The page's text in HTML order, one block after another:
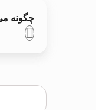
چگونه